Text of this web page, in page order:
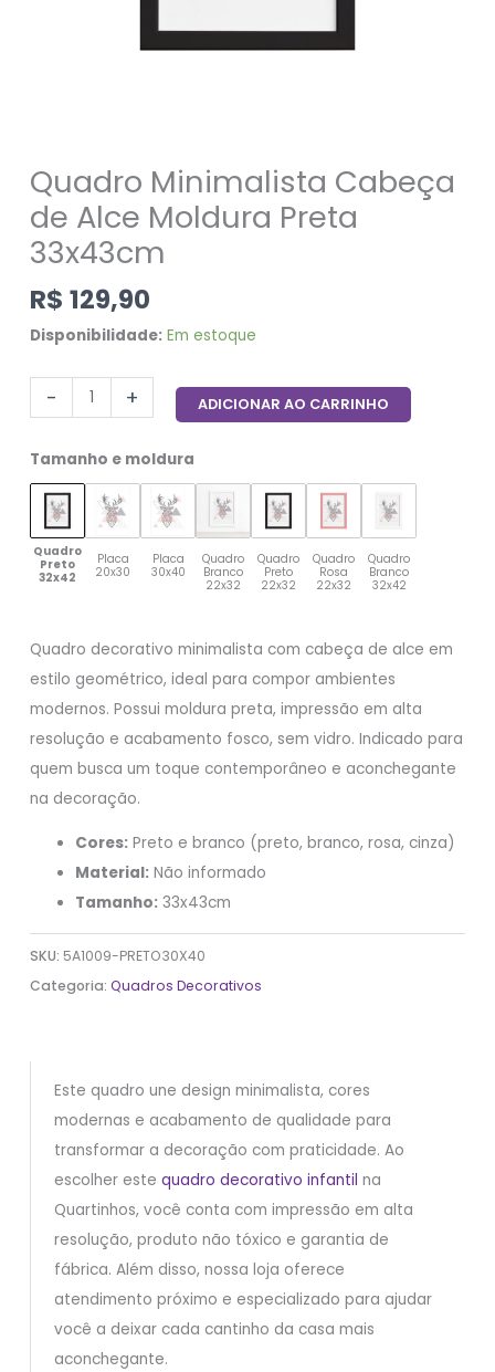
Quadro Minimalista Cabeça
de Alce Moldura Preta
33x43cm
R$ 129,90
Disponibilidade: Em estoque
- + ADICIONAR AO CARRINHO
Tamanho e moldura
Quadro
Preto
32x42
Placa
20x30
Placa
30x40
Quadro
Branco
22x32
Quadro
Preto
22x32
Quadro
Rosa
22x32
Quadro
Branco
32x42
Quadro decorativo minimalista com cabeça de alce em
estilo geométrico, ideal para compor ambientes
modernos. Possui moldura preta, impressão em alta
resolução e acabamento fosco, sem vidro. Indicado para
quem busca um toque contemporâneo e aconchegante
na decoração.
Cores: Preto e branco (preto, branco, rosa, cinza)
Material: Não informado
Tamanho: 33x43cm
SKU: 5A1009-PRETO30X40
Categoria:Quadros Decorativos
Este quadro une design minimalista, cores
modernas e acabamento de qualidade para
transformar a decoração com praticidade. Ao
escolher este quadro decorativo infantil na
Quartinhos, você conta com impressão em alta
resolução, produto não tóxico e garantia de
fábrica. Além disso, nossa loja oferece
atendimento próximo e especializado para ajudar
você a deixar cada cantinho da casa mais
aconchegante.